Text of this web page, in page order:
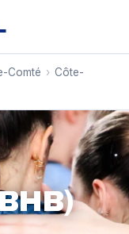
Comté › Côte-